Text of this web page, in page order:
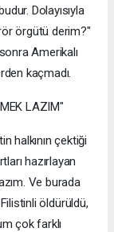
Dolayısıyla
örgütü derim?"
Amerikalı
kaçmadı.
LAZIM"
halkının çektiği
hazırlayan
Ve burada
öldürüldü,
çok farklı